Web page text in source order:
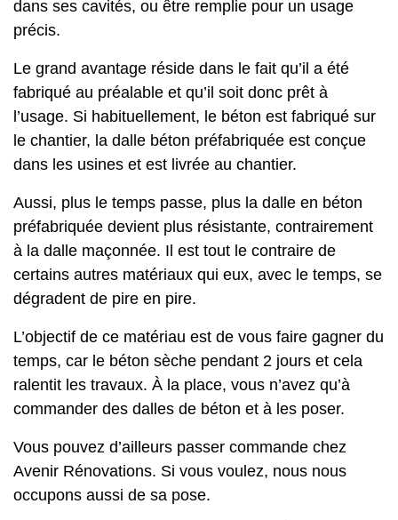
dans ses cavités, ou être remplie pour un usage
précis.
Le grand avantage réside dans le fait qu’il a été
fabriqué au préalable et qu’il soit donc prêt à
l’usage. Si habituellement, le béton est fabriqué sur
le chantier, la dalle béton préfabriquée est conçue
dans les usines et est livrée au chantier.
Aussi, plus le temps passe, plus la dalle en béton
préfabriquée devient plus résistante, contrairement
à la dalle maçonnée. Il est tout le contraire de
certains autres matériaux qui eux, avec le temps, se
dégradent de pire en pire.
L’objectif de ce matériau est de vous faire gagner du
temps, car le béton sèche pendant 2 jours et cela
ralentit les travaux. À la place, vous n’avez qu’à
commander des dalles de béton et à les poser.
Vous pouvez d’ailleurs passer commande chez
Avenir Rénovations. Si vous voulez, nous nous
occupons aussi de sa pose.